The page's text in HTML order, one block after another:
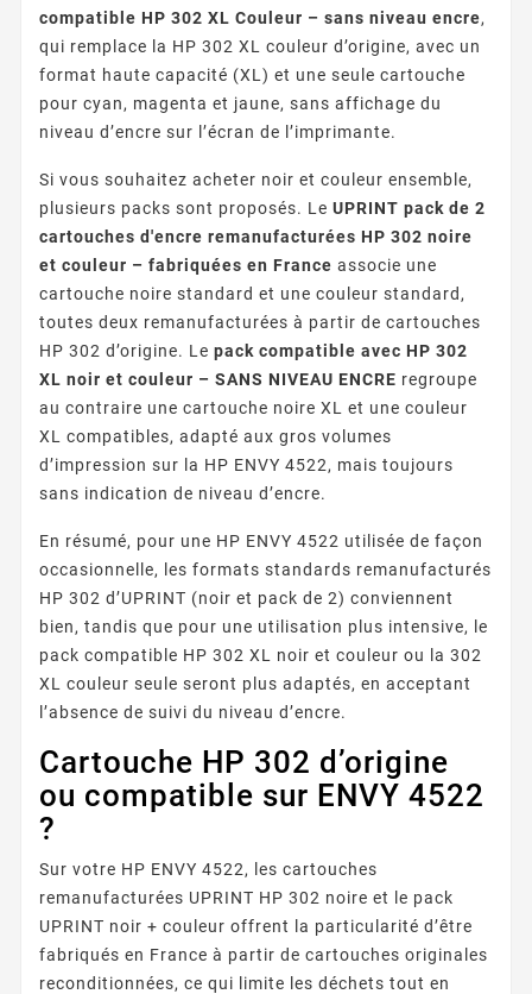
compatible HP 302 XL Couleur – sans niveau encre,
qui remplace la HP 302 XL couleur d’origine, avec un
format haute capacité (XL) et une seule cartouche
pour cyan, magenta et jaune, sans affichage du
niveau d’encre sur l’écran de l’imprimante.
Si vous souhaitez acheter noir et couleur ensemble,
plusieurs packs sont proposés. Le UPRINT pack de 2
cartouches d'encre remanufacturées HP 302 noire
et couleur – fabriquées en France associe une
cartouche noire standard et une couleur standard,
toutes deux remanufacturées à partir de cartouches
HP 302 d’origine. Le pack compatible avec HP 302
XL noir et couleur – SANS NIVEAU ENCRE regroupe
au contraire une cartouche noire XL et une couleur
XL compatibles, adapté aux gros volumes
d’impression sur la HP ENVY 4522, mais toujours
sans indication de niveau d’encre.
En résumé, pour une HP ENVY 4522 utilisée de façon
occasionnelle, les formats standards remanufacturés
HP 302 d’UPRINT (noir et pack de 2) conviennent
bien, tandis que pour une utilisation plus intensive, le
pack compatible HP 302 XL noir et couleur ou la 302
XL couleur seule seront plus adaptés, en acceptant
l’absence de suivi du niveau d’encre.
Cartouche HP 302 d’origine
ou compatible sur ENVY 4522
?
Sur votre HP ENVY 4522, les cartouches
remanufacturées UPRINT HP 302 noire et le pack
UPRINT noir + couleur offrent la particularité d’être
fabriqués en France à partir de cartouches originales
reconditionnées, ce qui limite les déchets tout en